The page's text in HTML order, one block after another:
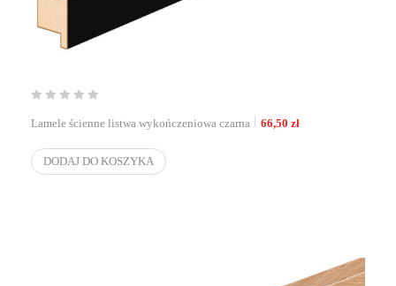
Lamele ścienne listwa wykończeniowa czarna 66,50 zł
DODAJ DO KOSZYKA